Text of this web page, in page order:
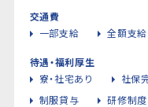
交通費
一部支給
全額支給
待遇・福利厚生
寮・社宅あり
社保
制服貸与
研修制度